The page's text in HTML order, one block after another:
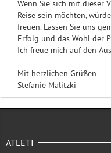
Wenn Sie sich mit dieser
Reise sein möchten,
freuen. Lassen Sie uns
Erfolg und das Wohl der
Ich freue mich auf den
Mit herzlichen Grüßen
Stefanie Malitzki
ATLETI